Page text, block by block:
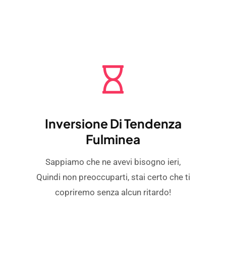
Inversione Di Tendenza
Fulminea
Sappiamo che ne avevi bisogno ieri,
Quindi non preoccuparti, stai certo che ti
copriremo senza alcun ritardo!